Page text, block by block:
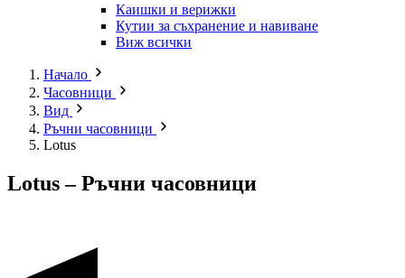
Каишки и верижки
Кутии за съхранение и навиване
Виж всички
Начало
Часовници
Вид
Ръчни часовници
Lotus
Lotus – Ръчни часовници